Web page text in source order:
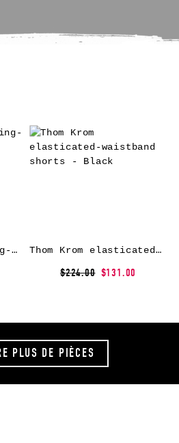
Thom Krom drawstring-waist cargo-pocket shorts – Neutrals Thom Krom elasticated-waistband shorts – Black
$224.00 $131.00
PLUS DE PIÈCES